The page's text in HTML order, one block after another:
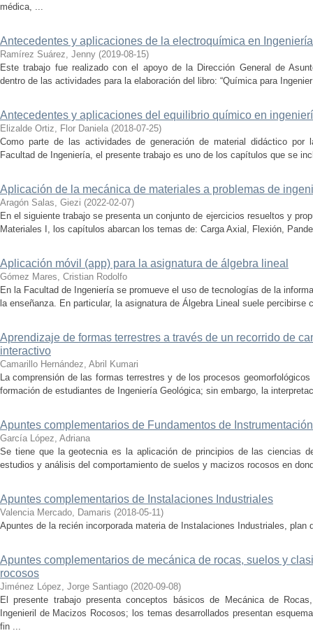
médica, ...
Antecedentes y aplicaciones de la electroquímica en
Ramírez Suárez, Jenny (2019-08-15)
Este trabajo fue realizado con el apoyo de la Dirección General de
dentro de las actividades para la elaboración del libro: “Química para
Antecedentes y aplicaciones del equilibrio químico en
Elizalde Ortiz, Flor Daniela (2018-07-25)
Como parte de las actividades de generación de material didáctico
Facultad de Ingeniería, el presente trabajo es uno de los capítulos que se
Aplicación de la mecánica de materiales a problemas de
Aragón Salas, Giezi (2022-02-07)
En el siguiente trabajo se presenta un conjunto de ejercicios resueltos y
Materiales I, los capítulos abarcan los temas de: Carga Axial, Flexión,
Aplicación móvil (app) para la asignatura de álgebra lineal
Gómez Mares, Cristian Rodolfo
En la Facultad de Ingeniería se promueve el uso de tecnologías de la
la enseñanza. En particular, la asignatura de Álgebra Lineal suele
Aprendizaje de formas terrestres a través de un recorrido de
interactivo
Camarillo Hernández, Abril Kumari
La comprensión de las formas terrestres y de los procesos
formación de estudiantes de Ingeniería Geológica; sin embargo, la
Apuntes complementarios de Fundamentos de
García López, Adriana
Se tiene que la geotecnia es la aplicación de principios de las ciencias
estudios y análisis del comportamiento de suelos y macizos rocosos en
Apuntes complementarios de Instalaciones Industriales
Valencia Mercado, Damaris (2018-05-11)
Apuntes de la recién incorporada materia de Instalaciones Industriales, plan
Apuntes complementarios de mecánica de rocas, suelos y
rocosos
Jiménez López, Jorge Santiago (2020-09-08)
El presente trabajo presenta conceptos básicos de Mecánica de
Ingenieril de Macizos Rocosos; los temas desarrollados presentan
fin ...